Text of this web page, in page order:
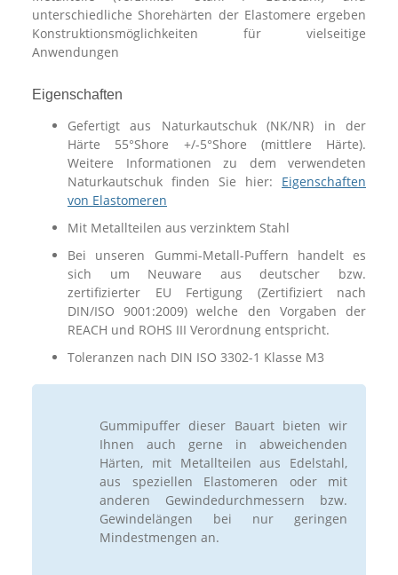
unterschiedliche Shorehärten der Elastomere ergeben
Konstruktionsmöglichkeiten für vielseitige
Anwendungen
Eigenschaften
Gefertigt aus Naturkautschuk (NK/NR) in der
Härte 55°Shore +/-5°Shore (mittlere Härte).
Weitere Informationen zu dem verwendeten
Naturkautschuk finden Sie hier: Eigenschaften
von Elastomeren
Mit Metallteilen aus verzinktem Stahl
Bei unseren Gummi-Metall-Puffern handelt es
sich um Neuware aus deutscher bzw.
zertifizierter EU Fertigung (Zertifiziert nach
DIN/ISO 9001:2009) welche den Vorgaben der
REACH und ROHS III Verordnung entspricht.
Toleranzen nach DIN ISO 3302-1 Klasse M3
Gummipuffer dieser Bauart bieten wir
Ihnen auch gerne in abweichenden
Härten, mit Metallteilen aus Edelstahl,
aus speziellen Elastomeren oder mit
anderen Gewindedurchmessern bzw.
Gewindelängen bei nur geringen
Mindestmengen an.